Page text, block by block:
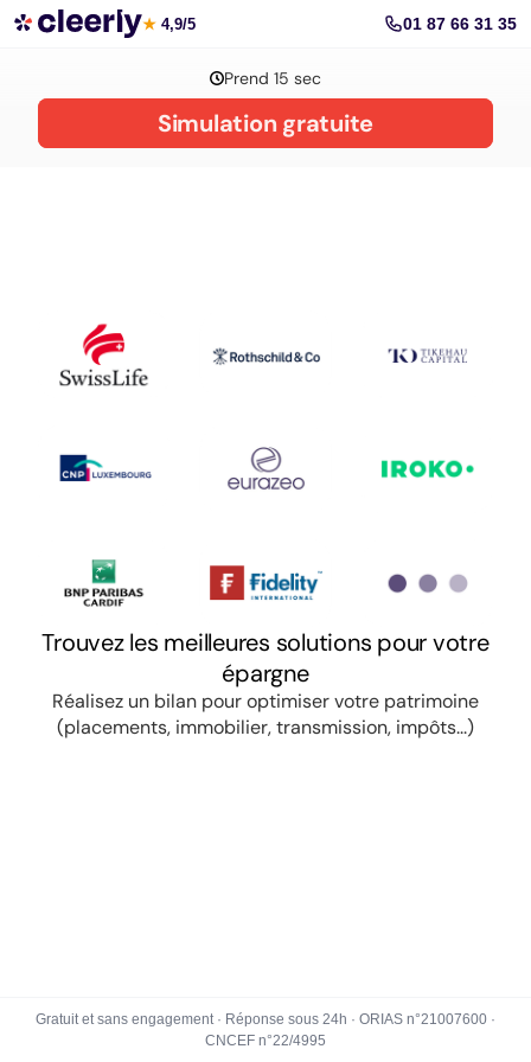
La gestion de patrimoine avec Cleerly
★ 4,9/5 01 87 66 31 35
Gratuit et sans engagement · Réponse sous 24h · ORIAS n°21007600 ·
CNCEF n°22/4995